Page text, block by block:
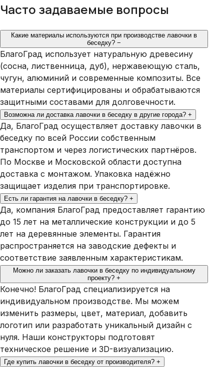
Часто задаваемые вопросы
Какие материалы используются при производстве лавочки в
беседку? −
БлагоГрад использует натуральную древесину
(сосна, лиственница, дуб), нержавеющую сталь,
чугун, алюминий и современные композиты. Все
материалы сертифицированы и обрабатываются
защитными составами для долговечности.
Возможна ли доставка лавочки в беседку в другие города? +
Да, БлагоГрад осуществляет доставку лавочки в
беседку по всей России собственным
транспортом и через логистических партнёров.
По Москве и Московской области доступна
доставка с монтажом. Упаковка надёжно
защищает изделия при транспортировке.
Есть ли гарантия на лавочки в беседку? +
Да, компания БлагоГрад предоставляет гарантию
до 15 лет на металлические конструкции и до 5
лет на деревянные элементы. Гарантия
распространяется на заводские дефекты и
соответствие заявленным характеристикам.
Можно ли заказать лавочки в беседку по индивидуальному
проекту? +
Конечно! БлагоГрад специализируется на
индивидуальном производстве. Мы можем
изменить размеры, цвет, материал, добавить
логотип или разработать уникальный дизайн с
нуля. Наши конструкторы подготовят
техническое решение и 3D-визуализацию.
Где купить лавочки в беседку от производителя? +